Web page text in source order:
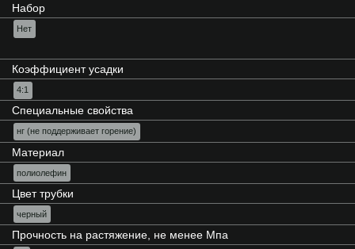
Набор
Нет
Коэффициент усадки
4:1
Специальные свойства
нг (не поддерживает горение)
Материал
полиолефин
Цвет трубки
черный
Прочность на растяжение, не менее Мпа